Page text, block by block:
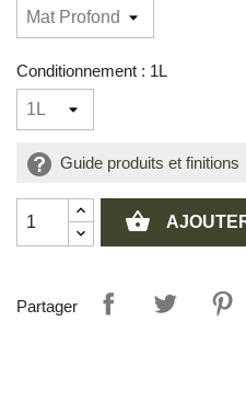
Conditionnement : 1L
Guide produits et finitions
shopping_basket
Partager